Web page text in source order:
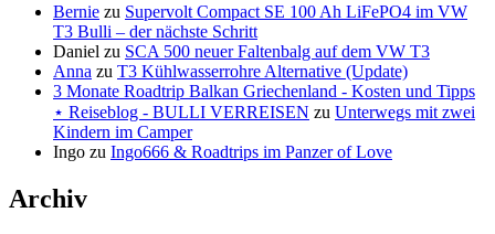
Bernie zu Supervolt Compact SE 100 Ah LiFePO4 im VW
T3 Bulli – der nächste Schritt
Daniel zu SCA 500 neuer Faltenbalg auf dem VW T3
Anna zu T3 Kühlwasserrohre Alternative (Update)
3 Monate Roadtrip Balkan Griechenland - Kosten und Tipps
⋆ Reiseblog - BULLI VERREISEN zu Unterwegs mit zwei
Kindern im Camper
Ingo zu Ingo666 & Roadtrips im Panzer of Love
Archiv